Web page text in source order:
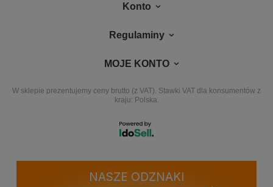
Konto
Regulaminy
MOJE KONTO
W sklepie prezentujemy ceny brutto (z VAT). Stawki VAT dla konsumentów z
kraju: Polska
NASZE ODZNAKI